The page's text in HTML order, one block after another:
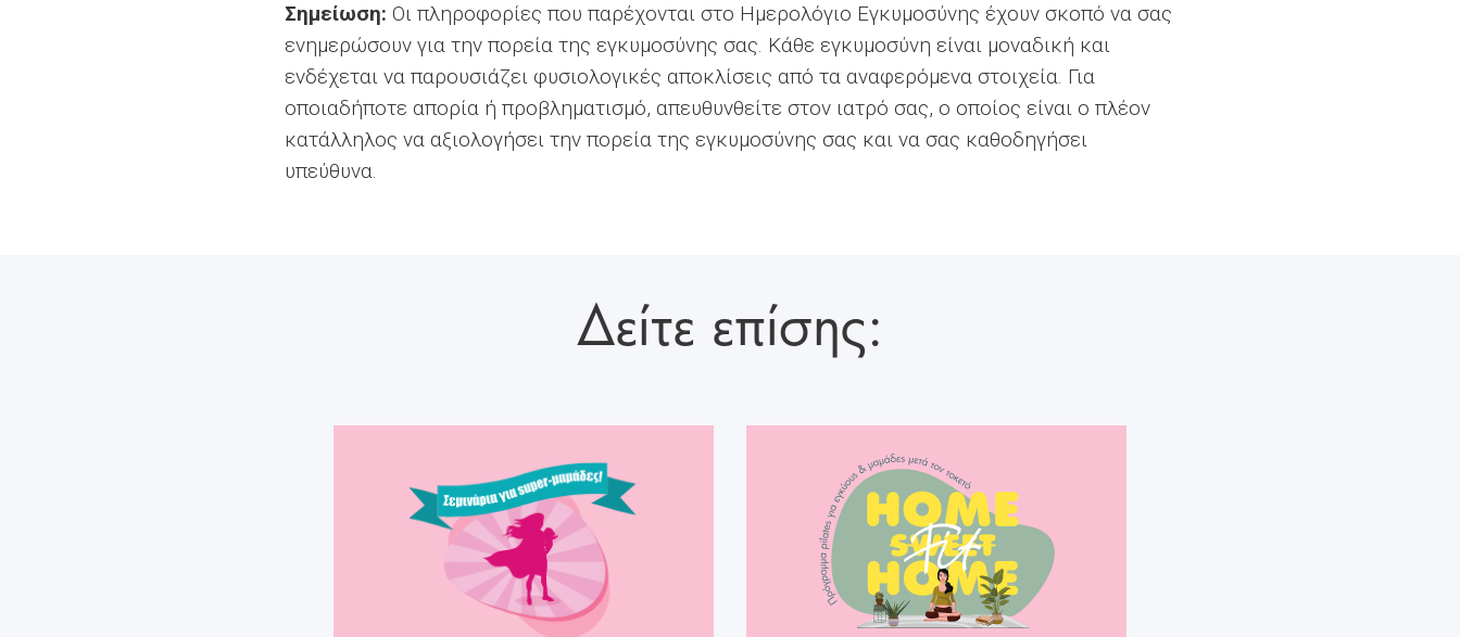
Σημείωση: Οι πληροφορίες που παρέχονται στο Ημερολόγιο Εγκυμοσύνης έχουν σκοπό να σας
ενημερώσουν για την πορεία της εγκυμοσύνης σας. Κάθε εγκυμοσύνη είναι μοναδική και
ενδέχεται να παρουσιάζει φυσιολογικές αποκλίσεις από τα αναφερόμενα στοιχεία. Για
οποιαδήποτε απορία ή προβληματισμό, απευθυνθείτε στον ιατρό σας, ο οποίος είναι ο πλέον
κατάλληλος να αξιολογήσει την πορεία της εγκυμοσύνης σας και να σας καθοδηγήσει
υπεύθυνα.
Δείτε επίσης: